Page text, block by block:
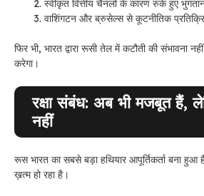
स्वीकृत वित्तीय चैनलों के कारण रुके हुए
वाशिंगटन और ब्रुसेल्स से कूटनीतिक
फिर भी, भारत द्वारा रूसी तेल में कटौती की संभावना
करेगा।
रक्षा संबंध: अब भी मजबूत हैं,
नहीं
रूस भारत का सबसे बड़ा हथियार आपूर्तिकर्ता बना
ख़त्म हो रहा है।